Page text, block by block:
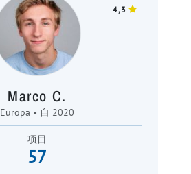
4,3
Marco C.
Europa • 自 2020
项目
57